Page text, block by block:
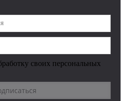
своих персональных